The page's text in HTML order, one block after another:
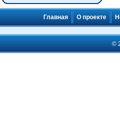
Главная О проекте
©